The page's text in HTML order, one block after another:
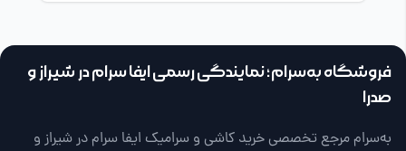
فروشگاه به‌سرام؛ نمایندگی رسمی ایفا سرام در شیراز و
صدرا
به‌سرام مرجع تخصصی خرید کاشی و سرامیک ایفا سرام در شیراز و